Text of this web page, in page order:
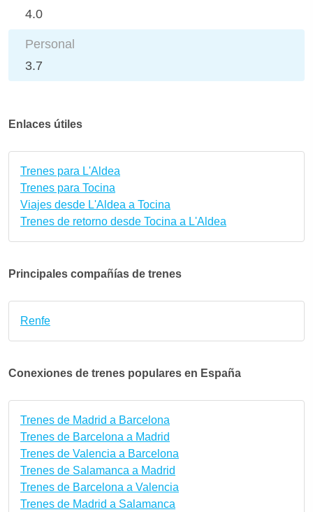
4.0
Personal
3.7
Enlaces útiles
Trenes para L'Aldea
Trenes para Tocina
Viajes desde L'Aldea a Tocina
Trenes de retorno desde Tocina a L'Aldea
Principales compañías de trenes
Renfe
Conexiones de trenes populares en España
Trenes de Madrid a Barcelona
Trenes de Barcelona a Madrid
Trenes de Valencia a Barcelona
Trenes de Salamanca a Madrid
Trenes de Barcelona a Valencia
Trenes de Madrid a Salamanca